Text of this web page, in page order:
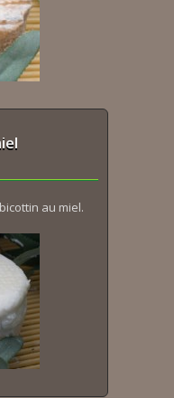
au miel.